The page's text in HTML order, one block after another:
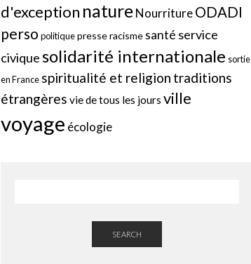
d'exception natureNourritureODADI
perso politiquepresseracisme santé service
civiquesolidarité internationale sortie
en France spiritualité et religion traditions
étrangères vie de tous les jours ville
voyage écologie
SEARCH